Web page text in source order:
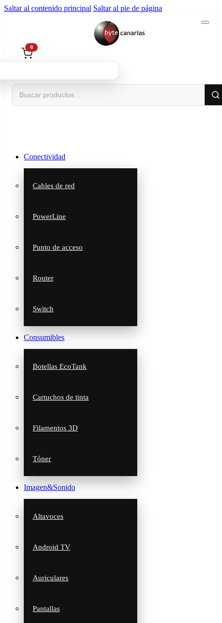
Saltar al contenido principal Saltar al pie de página
Buscar
0
Conectividad
Cables de red
PowerLine
Punto de acceso
Router
Switch
Consumibles
Botellas EcoTank
Cartuchos de tinta
Filamentos 3D
Tóner
Imagen&Sonido
Altavoces
Android TV
Auriculares
Pantallas